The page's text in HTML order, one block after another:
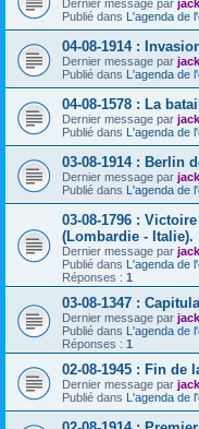
Dernier message par
Publié dans L'agenda de
04-08-1914 :
Dernier message par
Publié dans L'agenda de
04-08-1578 : La
Dernier message par
Publié dans L'agenda de
03-08-1914 : Berlin
Dernier message par
Publié dans L'agenda de
03-08-1796 :
(Lombardie - Italie).
Dernier message par
Publié dans L'agenda de
Réponses : 1
03-08-1347 :
Dernier message par
Publié dans L'agenda de
Réponses : 1
02-08-1945 : Fin de
Dernier message par
Publié dans L'agenda de